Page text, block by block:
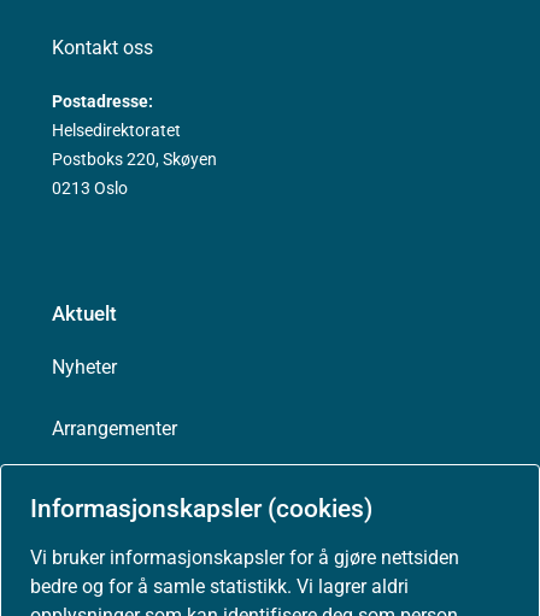
Informasjonskapsler (cookies)
Vi bruker informasjonskapsler for å gjøre nettsiden
bedre og for å samle statistikk. Vi lagrer aldri
Kontakt oss
Postadresse:
Helsedirektoratet
Postboks 220, Skøyen
0213 Oslo
Aktuelt
Nyheter
Arrangementer
Presse